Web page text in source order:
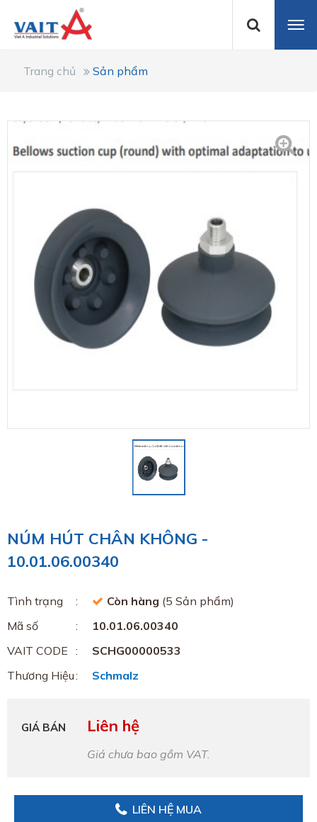
Trang chủ Sản phẩm
NÚM HÚT CHÂN KHÔNG -
10.01.06.00340
Tình trạng Còn hàng (5 Sản phẩm)
Mã số
10.01.06.00340
VAIT CODE
SCHG00000533
Thương Hiệu
Schmalz
GIÁ BÁN Liên hệ
Giá chưa bao gồm VAT.
LIÊN HỆ MUA